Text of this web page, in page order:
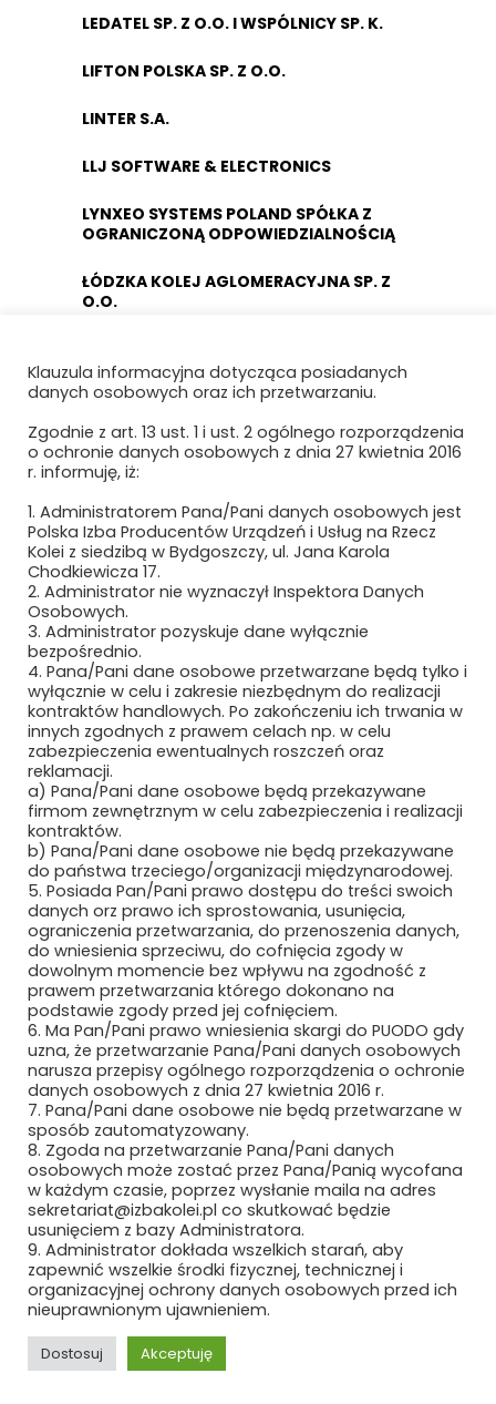
LEDATEL SP. Z O.O. I WSPÓLNICY SP. K.
LIFTON POLSKA SP. Z O.O.
LINTER S.A.
LLJ SOFTWARE & ELECTRONICS
LYNXEO SYSTEMS POLAND SPÓŁKA Z
OGRANICZONĄ ODPOWIEDZIALNOŚCIĄ
ŁÓDZKA KOLEJ AGLOMERACYJNA SP. Z
O.O.
MACRO-SYSTEM SP. Z O.O.
MÄDER POLAND
MAK UBEZPIECZENIA SP. Z O.O.
MAŁE ŻURAWIE
MANKIEWICZ LAKIERY PRZEMYSŁOWE SP.
Z O.O. I S.K.
MASCORT USZCZELNIENIA
MAXIMUS PIOTR MAKSYMÓW
MAXTO TECHNOLOGY SPÓŁKA Z O.O.
MCMET SP. Z O.O.
MCPOLSKA.PL SP. Z O.O. SP.K.
MEDCOM SP. Z O.O.
METEOR EWA WIECZOREK
MIAMI TOMASZ ZAWADZKI SP. Z O.O.
MIDURA GROUP SP. Z O.O.
MIĘDZYNARODOWE TARGI POZNAŃSKIE
SP. Z O.O.
MIKRONIKA SP. Z O.O.
MILLENNIUM LEASING SP. Z O.O.
MK SEATS SP. Z O.O.
MMR GROUP SP. Z O.O
Klauzula informacyjna dotycząca posiadanych
danych osobowych oraz ich przetwarzaniu.
Zgodnie z art. 13 ust. 1 i ust. 2 ogólnego rozporządzenia
o ochronie danych osobowych z dnia 27 kwietnia 2016
r. informuję, iż:
1. Administratorem Pana/Pani danych osobowych jest
Polska Izba Producentów Urządzeń i Usług na Rzecz
Kolei z siedzibą w Bydgoszczy, ul. Jana Karola
Chodkiewicza 17.
2. Administrator nie wyznaczył Inspektora Danych
Osobowych.
3. Administrator pozyskuje dane wyłącznie
bezpośrednio.
4. Pana/Pani dane osobowe przetwarzane będą tylko i
wyłącznie w celu i zakresie niezbędnym do realizacji
kontraktów handlowych. Po zakończeniu ich trwania w
innych zgodnych z prawem celach np. w celu
zabezpieczenia ewentualnych roszczeń oraz
reklamacji.
a) Pana/Pani dane osobowe będą przekazywane
firmom zewnętrznym w celu zabezpieczenia i realizacji
kontraktów.
b) Pana/Pani dane osobowe nie będą przekazywane
do państwa trzeciego/organizacji międzynarodowej.
5. Posiada Pan/Pani prawo dostępu do treści swoich
danych orz prawo ich sprostowania, usunięcia,
ograniczenia przetwarzania, do przenoszenia danych,
do wniesienia sprzeciwu, do cofnięcia zgody w
dowolnym momencie bez wpływu na zgodność z
prawem przetwarzania którego dokonano na
podstawie zgody przed jej cofnięciem.
6. Ma Pan/Pani prawo wniesienia skargi do PUODO gdy
uzna, że przetwarzanie Pana/Pani danych osobowych
narusza przepisy ogólnego rozporządzenia o ochronie
danych osobowych z dnia 27 kwietnia 2016 r.
7. Pana/Pani dane osobowe nie będą przetwarzane w
sposób zautomatyzowany.
8. Zgoda na przetwarzanie Pana/Pani danych
osobowych może zostać przez Pana/Panią wycofana
w każdym czasie, poprzez wysłanie maila na adres
sekretariat@izbakolei.pl co skutkować będzie
usunięciem z bazy Administratora.
9. Administrator dokłada wszelkich starań, aby
zapewnić wszelkie środki fizycznej, technicznej i
organizacyjnej ochrony danych osobowych przed ich
nieuprawnionym ujawnieniem.
Dostosuj Akceptuję